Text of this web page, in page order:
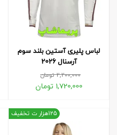
لباس پلیری آستین بلند سوم
آرسنال 2026
2,200,000تومان
1,720,000 تومان
125هزار ت تخفیف